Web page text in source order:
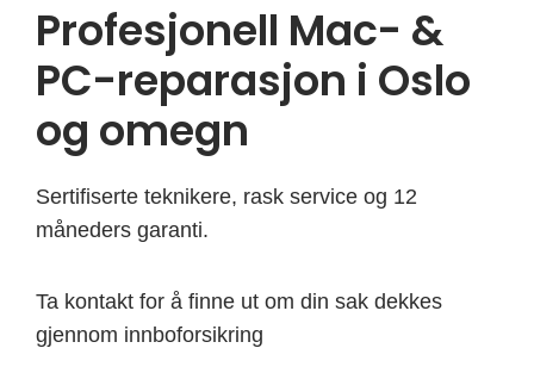
Profesjonell Mac- &
PC-reparasjon i Oslo
og omegn
Sertifiserte teknikere, rask service og 12
måneders garanti.
Ta kontakt for å finne ut om din sak dekkes
gjennom innboforsikring